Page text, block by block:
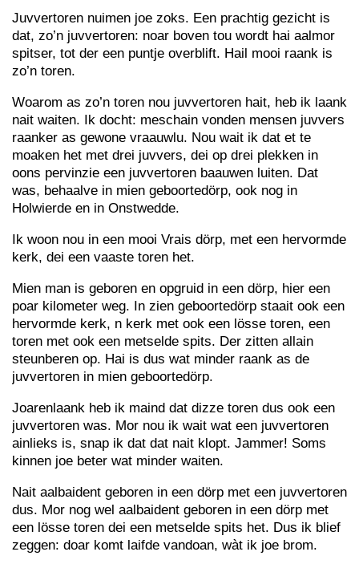
Juvvertoren nuimen joe zoks. Een prachtig gezicht is
dat, zo’n juvvertoren: noar boven tou wordt hai aalmor
spitser, tot der een puntje overblift. Hail mooi raank is
zo’n toren.
Woarom as zo’n toren nou juvvertoren hait, heb ik laank
nait waiten. Ik docht: meschain vonden mensen juvvers
raanker as gewone vraauwlu. Nou wait ik dat et te
moaken het met drei juvvers, dei op drei plekken in
oons pervinzie een juvvertoren baauwen luiten. Dat
was, behaalve in mien geboortedörp, ook nog in
Holwierde en in Onstwedde.
Ik woon nou in een mooi Vrais dörp, met een hervormde
kerk, dei een vaaste toren het.
Mien man is geboren en opgruid in een dörp, hier een
poar kilometer weg. In zien geboortedörp staait ook een
hervormde kerk, n kerk met ook een lösse toren, een
toren met ook een metselde spits. Der zitten allain
steunberen op. Hai is dus wat minder raank as de
juvvertoren in mien geboortedörp.
Joarenlaank heb ik maind dat dizze toren dus ook een
juvvertoren was. Mor nou ik wait wat een juvvertoren
ainlieks is, snap ik dat dat nait klopt. Jammer! Soms
kinnen joe beter wat minder waiten.
Nait aalbaident geboren in een dörp met een juvvertoren
dus. Mor nog wel aalbaident geboren in een dörp met
een lösse toren dei een metselde spits het. Dus ik blief
zeggen: doar komt laifde vandoan, wàt ik joe brom.